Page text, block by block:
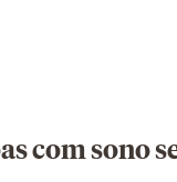
com sono